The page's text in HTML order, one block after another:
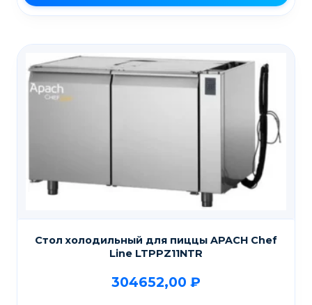
Стол холодильный для пиццы APACH Chef
Line LTPPZ11NTR
304652,00 ₽